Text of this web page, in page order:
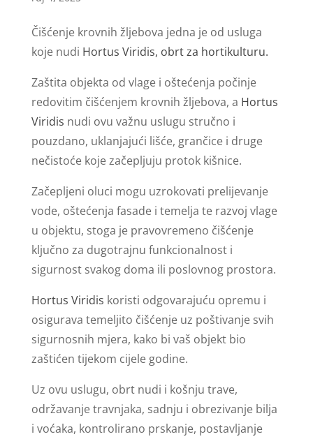
Čišćenje krovnih žljebova jedna je od usluga
koje nudi Hortus Viridis, obrt za hortikulturu.
Zaštita objekta od vlage i oštećenja počinje
redovitim čišćenjem krovnih žljebova, a Hortus
Viridis nudi ovu važnu uslugu stručno i
pouzdano, uklanjajući lišće, grančice i druge
nečistoće koje začepljuju protok kišnice.
Začepljeni oluci mogu uzrokovati prelijevanje
vode, oštećenja fasade i temelja te razvoj vlage
u objektu, stoga je pravovremeno čišćenje
ključno za dugotrajnu funkcionalnost i
sigurnost svakog doma ili poslovnog prostora.
Hortus Viridis koristi odgovarajuću opremu i
osigurava temeljito čišćenje uz poštivanje svih
sigurnosnih mjera, kako bi vaš objekt bio
zaštićen tijekom cijele godine.
Uz ovu uslugu, obrt nudi i košnju trave,
održavanje travnjaka, sadnju i obrezivanje bilja
i voćaka, kontrolirano prskanje, postavljanje